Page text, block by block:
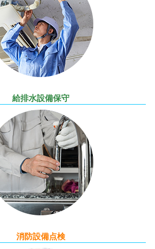
給排水設備保守
消防設備点検